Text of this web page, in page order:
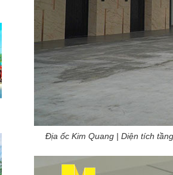
Địa ốc Kim Quang | Diện tích